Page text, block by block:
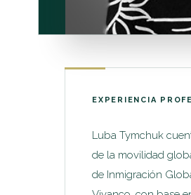
EXPERIENCIA
Luba Tymchuk
de la movilidad
de Inmigración